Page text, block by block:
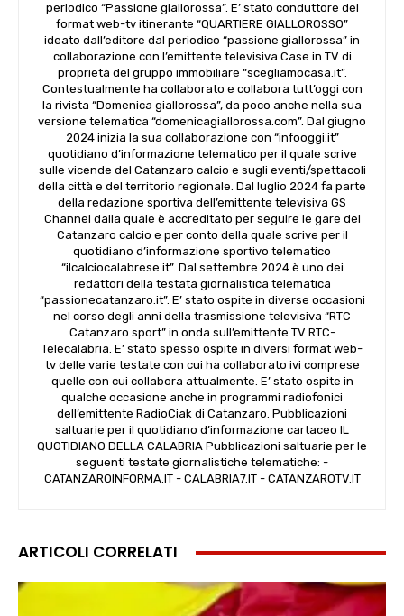
periodico “Passione giallorossa”. E’ stato conduttore del
format web-tv itinerante “QUARTIERE GIALLOROSSO”
ideato dall’editore dal periodico “passione giallorossa” in
collaborazione con l’emittente televisiva Case in TV di
proprietà del gruppo immobiliare “scegliamocasa.it”.
Contestualmente ha collaborato e collabora tutt’oggi con
la rivista “Domenica giallorossa”, da poco anche nella sua
versione telematica “domenicagiallorossa.com”. Dal giugno
2024 inizia la sua collaborazione con “infooggi.it”
quotidiano d’informazione telematico per il quale scrive
sulle vicende del Catanzaro calcio e sugli eventi/spettacoli
della città e del territorio regionale. Dal luglio 2024 fa parte
della redazione sportiva dell’emittente televisiva GS
Channel dalla quale è accreditato per seguire le gare del
Catanzaro calcio e per conto della quale scrive per il
quotidiano d’informazione sportivo telematico
“ilcalciocalabrese.it”. Dal settembre 2024 è uno dei
redattori della testata giornalistica telematica
“passionecatanzaro.it”. E’ stato ospite in diverse occasioni
nel corso degli anni della trasmissione televisiva “RTC
Catanzaro sport” in onda sull’emittente TV RTC-
Telecalabria. E’ stato spesso ospite in diversi format web-
tv delle varie testate con cui ha collaborato ivi comprese
quelle con cui collabora attualmente. E’ stato ospite in
qualche occasione anche in programmi radiofonici
dell’emittente RadioCiak di Catanzaro. Pubblicazioni
saltuarie per il quotidiano d’informazione cartaceo IL
QUOTIDIANO DELLA CALABRIA Pubblicazioni saltuarie per le
seguenti testate giornalistiche telematiche: -
CATANZAROINFORMA.IT - CALABRIA7.IT - CATANZAROTV.IT
ARTICOLI CORRELATI